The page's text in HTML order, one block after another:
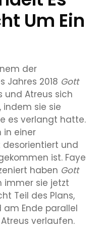
Um Ein
der
Jahres 2018 Gott
und Atreus sich
indem sie sie
es verlangt hatte.
in einer
desorientiert und
ist. Faye
haben Gott
immer sie jetzt
Teil des Plans,
Ende parallel
verlaufen.